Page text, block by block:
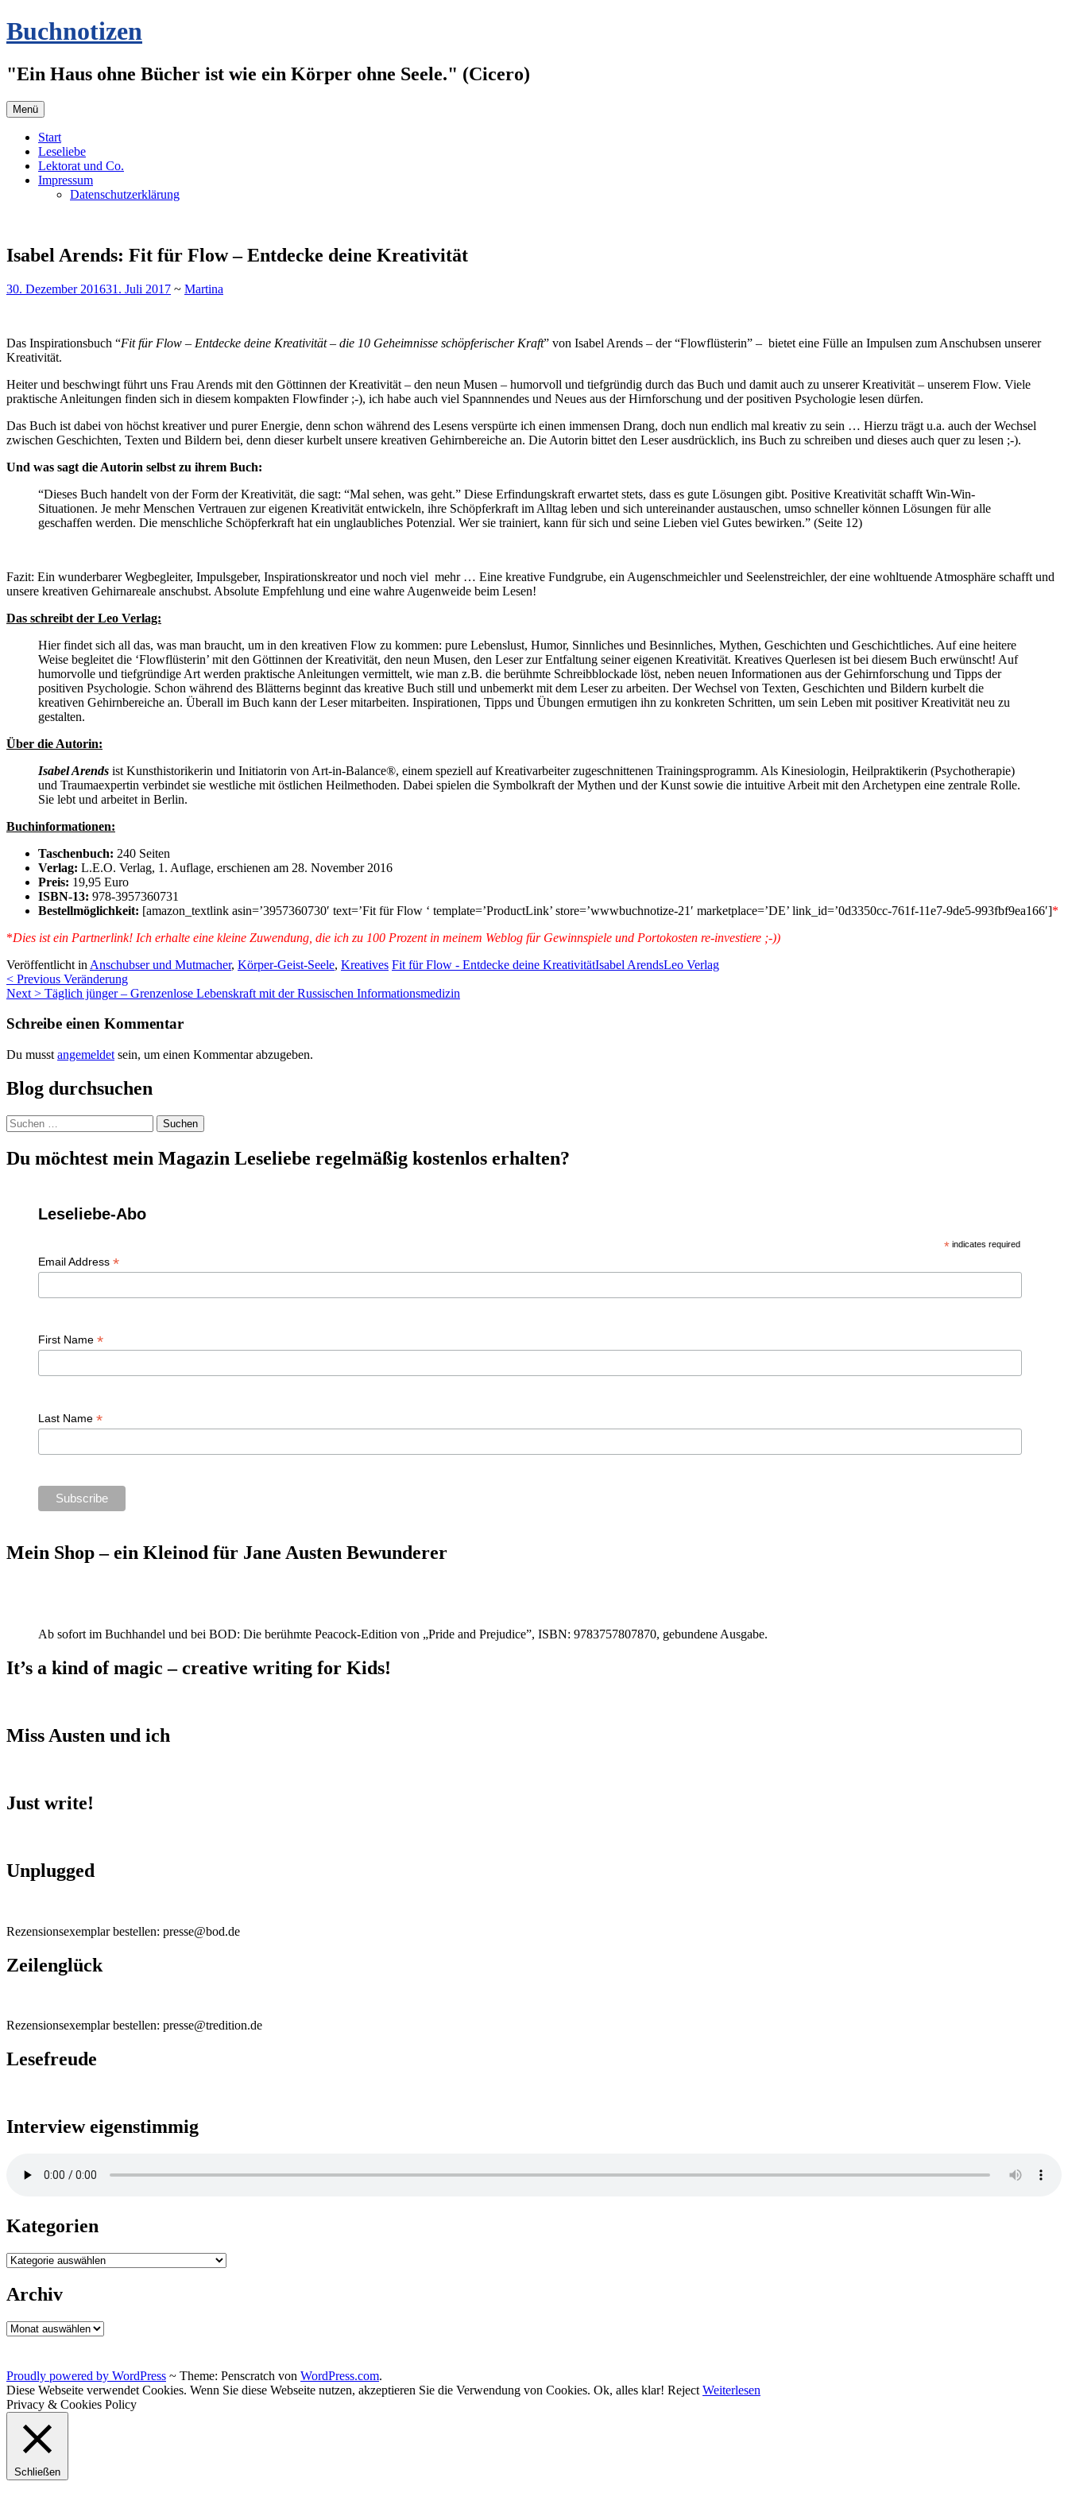
Zum
Inhalt
Buchnotizen
"Ein Haus ohne Bücher ist wie ein Körper ohne Seele." (Cicero)
Menü
Start
Leseliebe
Lektorat und Co.
Impressum
Datenschutzerklärung
Isabel Arends: Fit für Flow – Entdecke deine Kreativität
30. Dezember 201631. Juli 2017 ~ Martina
Das Inspirationsbuch “Fit für Flow – Entdecke deine Kreativität – die 10 Geheimnisse schöpferischer Kraft” von Isabel Arends – der “Flowflüsterin” – bietet eine Fülle an Impulsen zum Anschubsen unserer
Kreativität.
Heiter und beschwingt führt uns Frau Arends mit den Göttinnen der Kreativität – den neun Musen – humorvoll und tiefgründig durch das Buch und damit auch zu unserer Kreativität – unserem Flow. Viele
praktische Anleitungen finden sich in diesem kompakten Flowfinder ;-), ich habe auch viel Spannnendes und Neues aus der Hirnforschung und der positiven Psychologie lesen dürfen.
Das Buch ist dabei von höchst kreativer und purer Energie, denn schon während des Lesens verspürte ich einen immensen Drang, doch nun endlich mal kreativ zu sein … Hierzu trägt u.a. auch der Wechsel
zwischen Geschichten, Texten und Bildern bei, denn dieser kurbelt unsere kreativen Gehirnbereiche an. Die Autorin bittet den Leser ausdrücklich, ins Buch zu schreiben und dieses auch quer zu lesen ;-).
Und was sagt die Autorin selbst zu ihrem Buch:
“Dieses Buch handelt von der Form der Kreativität, die sagt: “Mal sehen, was geht.” Diese Erfindungskraft erwartet stets, dass es gute Lösungen gibt. Positive Kreativität schafft Win-Win-
Situationen. Je mehr Menschen Vertrauen zur eigenen Kreativität entwickeln, ihre Schöpferkraft im Alltag leben und sich untereinander austauschen, umso schneller können Lösungen für alle
geschaffen werden. Die menschliche Schöpferkraft hat ein unglaubliches Potenzial. Wer sie trainiert, kann für sich und seine Lieben viel Gutes bewirken.” (Seite 12)
Fazit: Ein wunderbarer Wegbegleiter, Impulsgeber, Inspirationskreator und noch viel mehr … Eine kreative Fundgrube, ein Augenschmeichler und Seelenstreichler, der eine wohltuende Atmosphäre schafft und
unsere kreativen Gehirnareale anschubst. Absolute Empfehlung und eine wahre Augenweide beim Lesen!
Das schreibt der Leo Verlag:
Hier findet sich all das, was man braucht, um in den kreativen Flow zu kommen: pure Lebenslust, Humor, Sinnliches und Besinnliches, Mythen, Geschichten und Geschichtliches. Auf eine heitere
Weise begleitet die ‘Flowflüsterin’ mit den Göttinnen der Kreativität, den neun Musen, den Leser zur Entfaltung seiner eigenen Kreativität. Kreatives Querlesen ist bei diesem Buch erwünscht! Auf
humorvolle und tiefgründige Art werden praktische Anleitungen vermittelt, wie man z.B. die berühmte Schreibblockade löst, neben neuen Informationen aus der Gehirnforschung und Tipps der
positiven Psychologie. Schon während des Blätterns beginnt das kreative Buch still und unbemerkt mit dem Leser zu arbeiten. Der Wechsel von Texten, Geschichten und Bildern kurbelt die
kreativen Gehirnbereiche an. Überall im Buch kann der Leser mitarbeiten. Inspirationen, Tipps und Übungen ermutigen ihn zu konkreten Schritten, um sein Leben mit positiver Kreativität neu zu
gestalten.
Über die Autorin:
Isabel Arends ist Kunsthistorikerin und Initiatorin von Art-in-Balance®, einem speziell auf Kreativarbeiter zugeschnittenen Trainingsprogramm. Als Kinesiologin, Heilpraktikerin (Psychotherapie)
und Traumaexpertin verbindet sie westliche mit östlichen Heilmethoden. Dabei spielen die Symbolkraft der Mythen und der Kunst sowie die intuitive Arbeit mit den Archetypen eine zentrale Rolle.
Sie lebt und arbeitet in Berlin.
Buchinformationen:
Taschenbuch: 240 Seiten
Verlag: L.E.O. Verlag, 1. Auflage, erschienen am 28. November 2016
Preis: 19,95 Euro
ISBN-13: 978-3957360731
Bestellmöglichkeit: [amazon_textlink asin=’3957360730′ text=’Fit für Flow ‘ template=’ProductLink’ store=’wwwbuchnotize-21′ marketplace=’DE’ link_id=’0d3350cc-761f-11e7-9de5-993fbf9ea166′]*
*Dies ist ein Partnerlink! Ich erhalte eine kleine Zuwendung, die ich zu 100 Prozent in meinem Weblog für Gewinnspiele und Portokosten re-investiere ;-))
Veröffentlicht in Anschubser und Mutmacher, Körper-Geist-Seele, Kreatives Fit für Flow - Entdecke deine KreativitätIsabel ArendsLeo Verlag
Beitragsnavigation
< Previous Veränderung
Next > Täglich jünger – Grenzenlose Lebenskraft mit der Russischen Informationsmedizin
Schreibe einen Kommentar
Du musst angemeldet sein, um einen Kommentar abzugeben.
Blog durchsuchen
Suchen
nach:
Du möchtest mein Magazin Leseliebe regelmäßig kostenlos erhalten?
Leseliebe-Abo
* indicates required
Email Address *
First Name *
Last Name *
Mein Shop – ein Kleinod für Jane Austen Bewunderer
Ab sofort im Buchhandel und bei BOD: Die berühmte Peacock-Edition von „Pride and Prejudice”, ISBN: 9783757807870, gebundene Ausgabe.
It’s a kind of magic – creative writing for Kids!
Miss Austen und ich
Just write!
Unplugged
Rezensionsexemplar bestellen: presse@bod.de
Zeilenglück
Rezensionsexemplar bestellen: presse@tredition.de
Lesefreude
Interview eigenstimmig
Kategorien
Kategorien
Archiv
Archiv
Proudly powered by WordPress ~ Theme: Penscratch von WordPress.com.
Diese Webseite verwendet Cookies. Wenn Sie diese Webseite nutzen, akzeptieren Sie die Verwendung von Cookies. Ok, alles klar! Reject Weiterlesen
Privacy & Cookies Policy
Schließen